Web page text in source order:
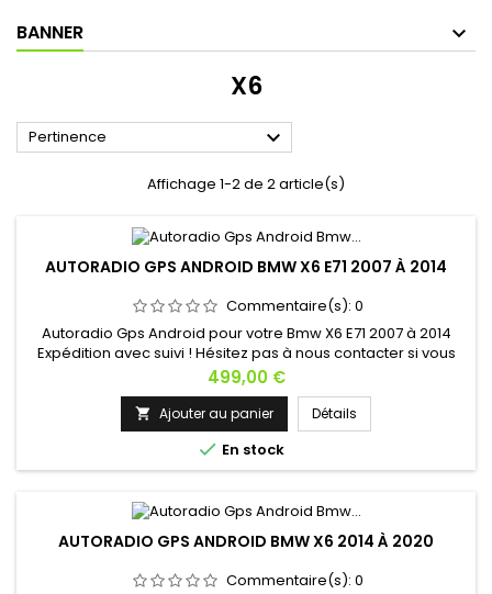
BANNER
X6
Pertinence 
Affichage 1-2 de 2 article(s)
AUTORADIO GPS ANDROID BMW X6 E71 2007 À 2014
Commentaire(s): 0
Autoradio Gps Android pour votre Bmw X6 E71 2007 à 2014
Expédition avec suivi ! Hésitez pas à nous contacter si vous
avez une question !
Prix
499,00 €
 Ajouter au panier Détails
 En stock
AUTORADIO GPS ANDROID BMW X6 2014 À 2020
Commentaire(s): 0